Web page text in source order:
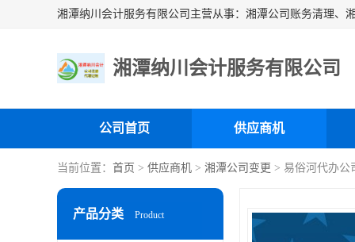
湘潭纳川会计服务有限公司
公司首页 供应商机
当前位置： 首页 > 供应商机 > 湘潭公司变更 > 易俗河代办公
产品分类 Product